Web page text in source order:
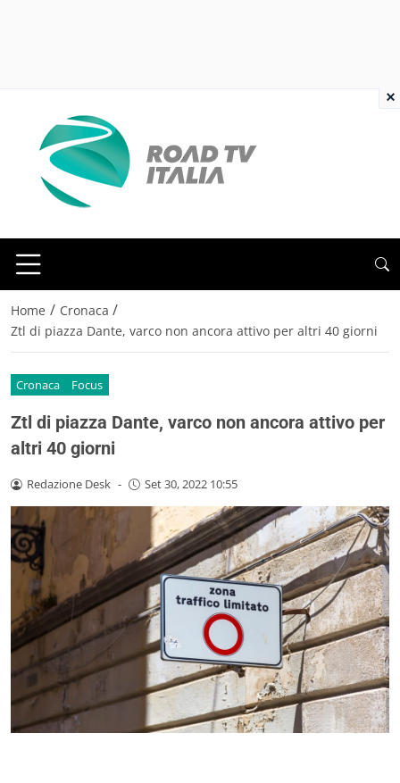
Home / Cronaca /
Ztl di piazza Dante, varco non ancora attivo per altri 40 giorni
Cronaca Focus
Ztl di piazza Dante, varco non ancora attivo per
altri 40 giorni
Redazione Desk - Set 30, 2022 10:55
×